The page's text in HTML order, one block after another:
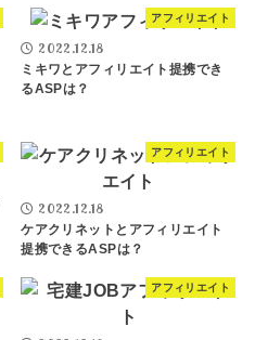
アフィリエイト
2022.12.18
ミキワとアフィリエイト提携でき
るASPは？
アフィリエイト
2022.12.18
ケアクリネットとアフィリエイト
提携できるASPは？
アフィリエイト